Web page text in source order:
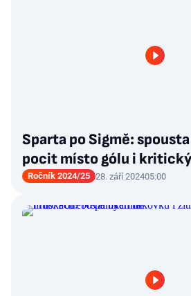
Sparta po Sigmě:
pocit místo gólu i
Ročník 2024/25 28. září 202405:00